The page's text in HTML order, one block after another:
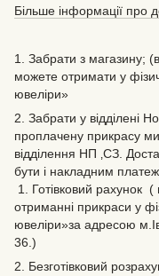
Більше інформації про
1. Забрати з магазину;
можете отримати у
ювеліри»
2. Забрати у відділені
проплачену прикрасу
відділення НП ‚СЗ.
бути і накладним
1. Готівковий рахунок
отриманні прикраси у
ювеліри»за адресою
36.)
2. Безготівковий